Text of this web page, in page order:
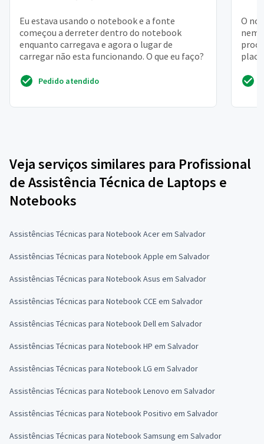
Eu estava usando o notebook e a fonte
começou a derreter dentro do notebook
enquanto carregava e agora o lugar de
carregar não esta funcionando. O que eu faço?
Pedido atendido
O
nem
Veja serviços similares para Profissional
de Assistência Técnica de Laptops e
Notebooks
Assistências Técnicas para Notebook Acer em Salvador
Assistências Técnicas para Notebook Apple em Salvador
Assistências Técnicas para Notebook Asus em Salvador
Assistências Técnicas para Notebook CCE em Salvador
Assistências Técnicas para Notebook Dell em Salvador
Assistências Técnicas para Notebook HP em Salvador
Assistências Técnicas para Notebook LG em Salvador
Assistências Técnicas para Notebook Lenovo em Salvador
Assistências Técnicas para Notebook Positivo em Salvador
Assistências Técnicas para Notebook Samsung em Salvador